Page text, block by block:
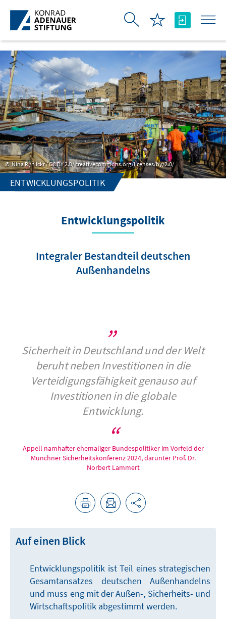
Skip to Main Content
Nina R / flickr / CC BY 2.0/ creativecommons.org/licenses/by/2.0/
ENTWICKLUNGSPOLITIK
Entwicklungspolitik
Integraler Bestandteil deutschen
Außenhandelns
Sicherheit in Deutschland und der Welt
beruht neben Investitionen in die
Verteidigungsfähigkeit genauso auf
Investitionen in die globale
Entwicklung.
Appell namhafter ehemaliger Bundespolitiker im Vorfeld der
Münchner Sicherheitskonferenz 2024, darunter Prof. Dr.
Norbert Lammert
Auf einen Blick
Entwicklungspolitik ist Teil eines strategischen
Gesamtansatzes deutschen Außenhandelns
und muss eng mit der Außen-, Sicherheits- und
Wirtschaftspolitik abgestimmt werden.